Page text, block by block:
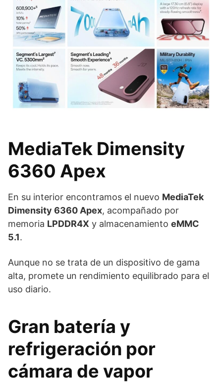
MediaTek Dimensity
6360 Apex
En su interior encontramos el nuevo MediaTek
Dimensity 6360 Apex, acompañado por
memoria LPDDR4X y almacenamiento eMMC
5.1.
Aunque no se trata de un dispositivo de gama
alta, promete un rendimiento equilibrado para el
uso diario.
Gran batería y
refrigeración por
cámara de vapor